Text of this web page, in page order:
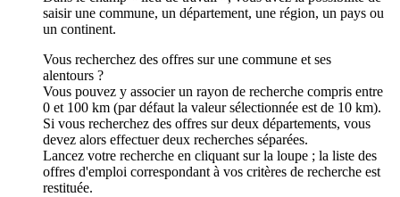
saisir une commune, un département, une région, un pays ou
un continent.
Vous recherchez des offres sur une commune et ses
alentours ?
Vous pouvez y associer un rayon de recherche compris entre
0 et 100 km (par défaut la valeur sélectionnée est de 10 km).
Si vous recherchez des offres sur deux départements, vous
devez alors effectuer deux recherches séparées.
Lancez votre recherche en cliquant sur la loupe ; la liste des
offres d'emploi correspondant à vos critères de recherche est
restituée.